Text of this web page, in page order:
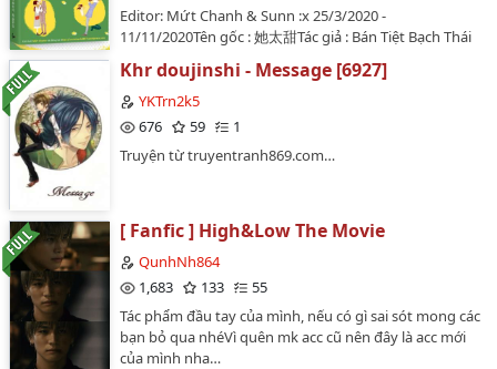
Editor: Mứt Chanh & Sunn :x 25/3/2020 -
11/11/2020Tên gốc : 她太甜Tác giả : Bán Tiệt Bạch Thái
sủng, HELịch đăng : 2-3 chương mỗi tuầnVăn ÁnKhông
ai có thể nghĩ đến rằng Tạ Lâu sẽ yêu Tô Hà, yêu đến
chết đi sống lại, yêu đến đứt từng đoạn ruột. Yêu đến
một chút thì anh đã muốn người đó chết......Ngoại trừ
https://www.wattpad.com/mutchanh8897 và
https://mutchanh8897.wordpress.com/ 🍒TRUYỆN
ĐƯỢC LÀM VỚI MỤC ĐÍCH PHI THƯƠNG MẠI VÀ CHƯA
CÓ SỰ ĐỒNG Ý CỦA TÁC GIẢ. 🍒 CÁM ƠN MỌI NGƯỜI
ĐÃ ỦNG HỘ MÌNH. CHÚC MỌI NGƯỜI ĐỌC TRUYỆN
VUI VẺ NHÉ…
Khr doujinshi - Message [6927]
YKTrn2k5
676
59
1
Truyện từ truyentranh869.com…
[ Fanfic ] High&Low The Movie
QunhNh864
1,683
133
55
Tác phẩm đầu tay của mình, nếu có gì sai sót mong các
bạn bỏ qua nhéVì quên mk acc cũ nên đây là acc mới
của mình nha…